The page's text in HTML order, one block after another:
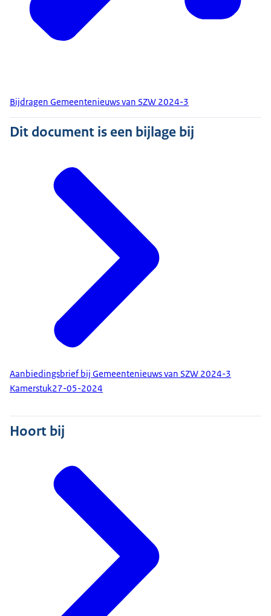
Bijdragen Gemeentenieuws van SZW 2024-3
Dit document is een bijlage bij
Aanbiedingsbrief bij Gemeentenieuws van SZW 2024-3
Kamerstuk27-05-2024
Hoort bij